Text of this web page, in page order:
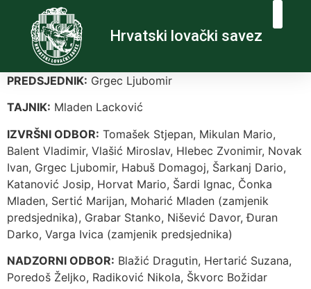
Hrvatski lovački savez
PREDSJEDNIK: Grgec Ljubomir
TAJNIK: Mladen Lacković
IZVRŠNI ODBOR: Tomašek Stjepan, Mikulan Mario,
Balent Vladimir, Vlašić Miroslav, Hlebec Zvonimir, Novak
Ivan, Grgec Ljubomir, Habuš Domagoj, Šarkanj Dario,
Katanović Josip, Horvat Mario, Šardi Ignac, Čonka
Mladen, Sertić Marijan, Moharić Mladen (zamjenik
predsjednika), Grabar Stanko, Nišević Davor, Đuran
Darko, Varga Ivica (zamjenik predsjednika)
NADZORNI ODBOR: Blažić Dragutin, Hertarić Suzana,
Poredoš Željko, Radiković Nikola, Škvorc Božidar